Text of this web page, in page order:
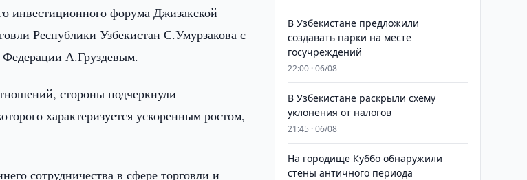
инвестиционного форума Джизакской
Республики Узбекистан С.Умурзакова с
Федерации А.Груздевым.
стороны подчеркнули
характеризуется ускоренным ростом,
сотрудничества в сфере торговли и
В Узбекистане предложили
создавать парки на месте
госучреждений
22:00 · 06/08
В Узбекистане раскрыли схему
уклонения от налогов
21:45 · 06/08
На городище Куббо обнаружили
стены античного периода